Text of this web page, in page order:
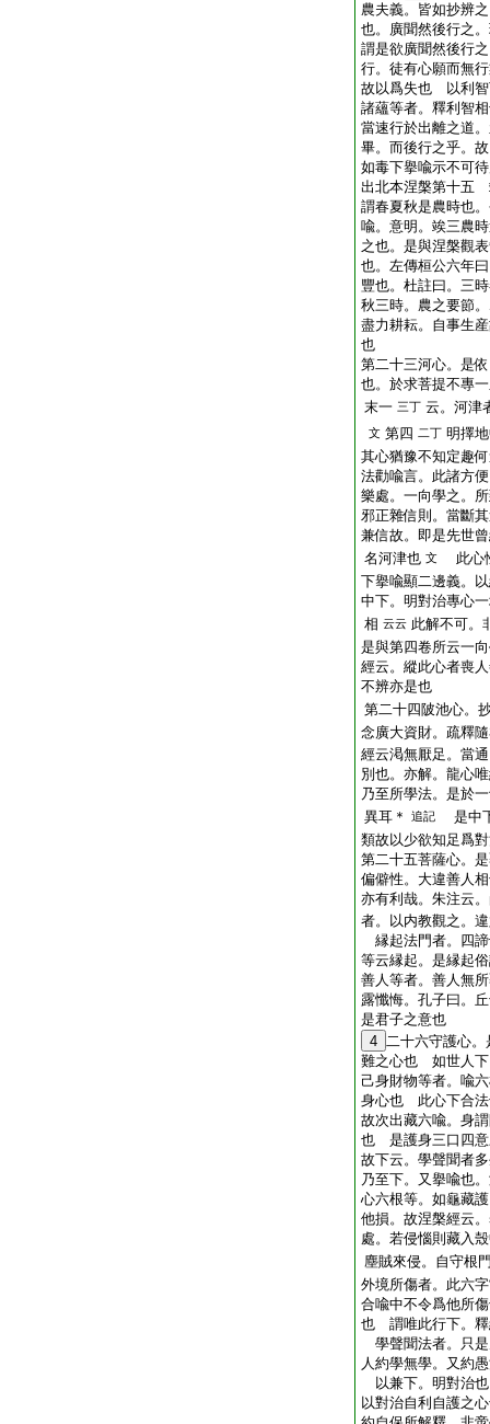
農夫義。皆如抄辨
也。廣聞然後行之
謂是欲廣聞然後行
行。徒有心願而無
故以爲失也 以利
諸蘊等者。釋利智
當速行於出離之道
畢。而後行之乎。
如毒下擧喩示不可
出北本涅槃第十五
謂春夏秋是農時也
喩。意明。竢三農
之也。是與涅槃觀
也。左傳桓公六年
豐也。杜註曰。三
秋三時。農之要節
盡力耕耘。自事生
也
第二十三河心。是
也。於求菩提不專
末一 三丁 云。河津
文 第四 二丁 明擇
其心猶豫不知定趣
法勸喩言。此諸方
樂處。一向學之。
邪正雜信則。當斷
兼信故。即是先世
名河津也 文
此心
下擧喩顯二邊義。
中下。明對治專心
相 云云 此解不可。
是與第四卷所云一
經云。縱此心者喪
不辨亦是也
第二十四陂池心。
念廣大資財。疏釋
經云渇無厭足。當
別也。亦解。龍心
乃至所學法。是於
異耳＊
追記
是中
類故以少欲知足爲
第二十五菩薩心。
偏僻性。大違善人
亦有利哉。朱注云
者。以内教觀之。
縁起法門者。四
等云縁起。是縁起
善人等者。善人無
露懺悔。孔子曰。
是君子之意也
4 二十六守護心
難之心也 如世人下
己身財物等者。喩
身心也 此心下合法
故次出藏六喩。身
也 是護身三口四意
故下云。學聲聞者
乃至下。又擧喩也
心六根等。如龜藏
他損。故涅槃經云
處。若侵惱則藏入
塵賊來侵。自守根
外境所傷者。此六
合喩中不令爲他所
也 謂唯此行下。釋
學聲聞法者。只
人約學無學。又約
以兼下。明對治
以對治自利自護之